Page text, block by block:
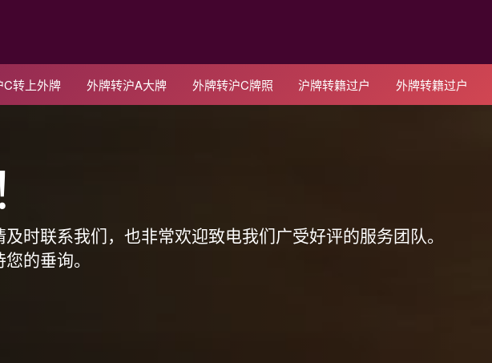
C转上外牌 外牌转沪A大牌 外牌转沪C牌照 沪牌转籍过户 外牌转籍过户
时联系我们，也非常欢迎致电我们广受好评的服务团队。
的垂询。